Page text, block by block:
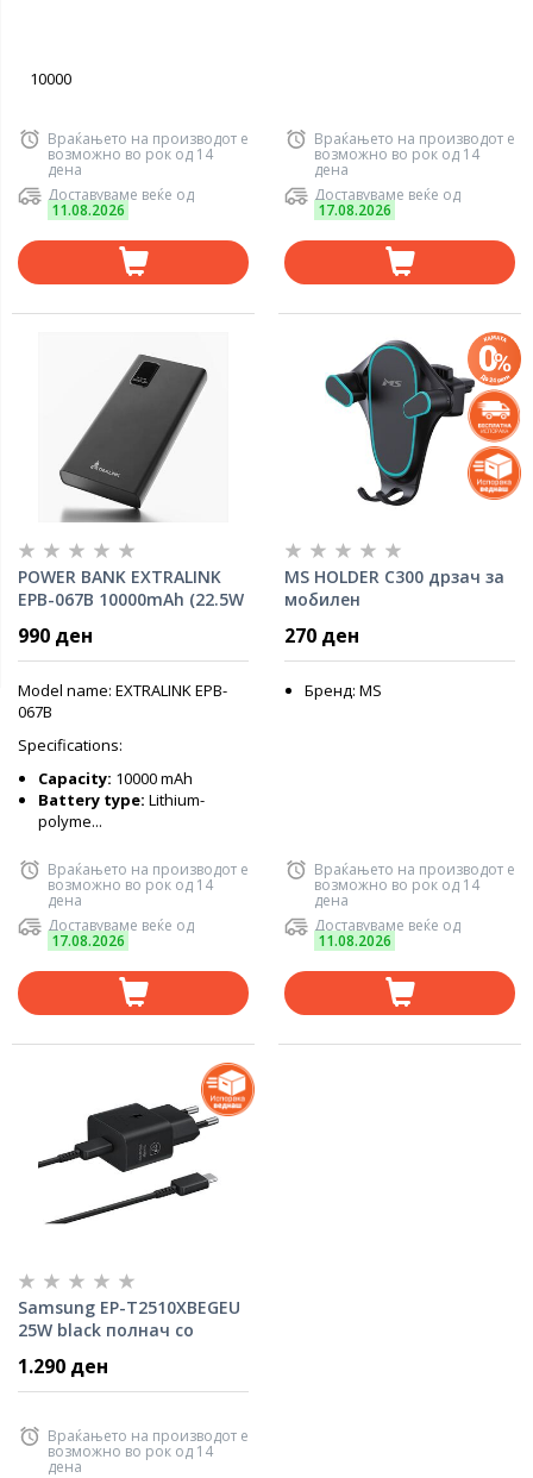
10000
Враќањето на производот е
возможно во рок од 14
дена
Доставуваме веќе од
11.08.2026
Враќањето на производот е
возможно во рок од 14
дена
Доставуваме веќе од
17.08.2026
POWER BANK EXTRALINK
EPB-067B 10000mAh (22.5W
display Dual input (Micro-
USB, USB-C) /output( 2x
USB-A, USB-C), Black
990 ден
Model name: EXTRALINK EPB-
067B
Specifications:
Capacity: 10000 mAh
Battery type: Lithium-
polyme...
Враќањето на производот е
возможно во рок од 14
дена
Доставуваме веќе од
17.08.2026
MS HOLDER C300 дрзач за
мобилен
270 ден
Бренд: MS
Враќањето на производот е
возможно во рок од 14
дена
Доставуваме веќе од
11.08.2026
Samsung EP-T2510XBEGEU
25W black полнач со
1.290 ден
Враќањето на производот е
возможно во рок од 14
дена